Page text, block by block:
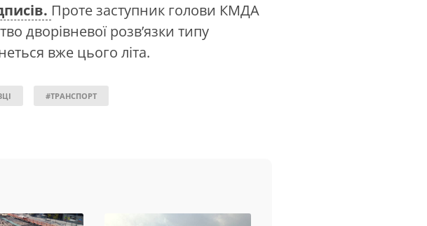
Проте заступник голови КМДА
дворівневої розв’язки типу
вже цього літа.
#ТРАНСПОРТ